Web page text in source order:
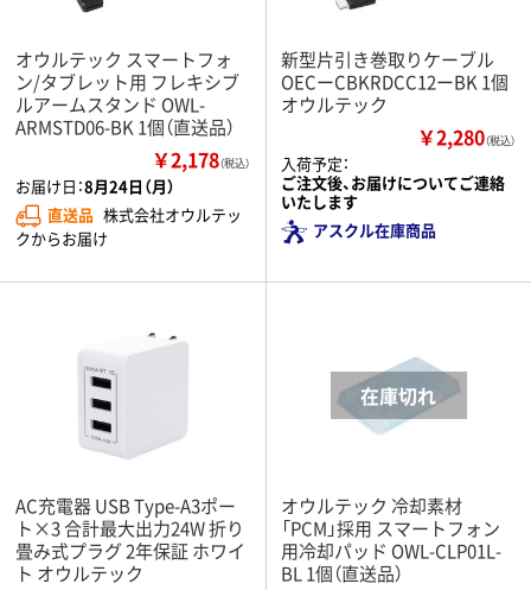
オウルテック スマートフォ
ン/タブレット用 フレキシブ
ルアームスタンド OWL-
ARMSTD06-BK 1個（直送品）
￥2,178（税込）
お届け日：8月24日（月）
直送品 株式会社オウルテッ
クからお届け
新型片引き巻取りケーブル
OECーCBKRDCC12ーBK 1個
オウルテック
￥2,280（税込）
入荷予定：
ご注文後、お届けについてご連絡
いたします
アスクル在庫商品
AC充電器 USB Type-A3ポー
ト×3 合計最大出力24W 折り
畳み式プラグ 2年保証 ホワイ
ト オウルテック
オウルテック 冷却素材
「PCM」採用 スマートフォン
用冷却パッド OWL-CLP01L-
BL 1個（直送品）